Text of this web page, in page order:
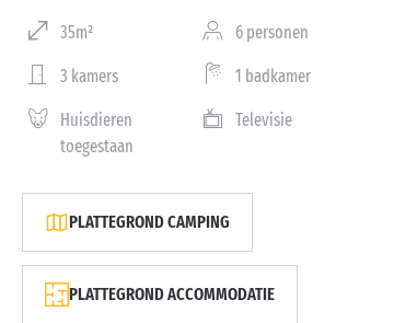
35m² 6 personen
3 kamers 1 badkamer
Huisdieren
toegestaan
Televisie
PLATTEGROND CAMPING
PLATTEGROND ACCOMMODATIE